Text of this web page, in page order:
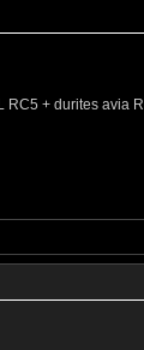
+ durites avia